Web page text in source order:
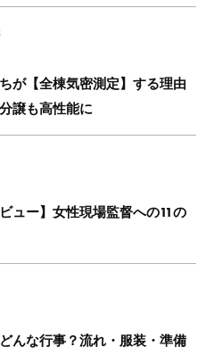
が【全棟気密測定】する理由
譲も高性能に
ビュー】女性現場監督への11の
んな行事？流れ・服装・準備